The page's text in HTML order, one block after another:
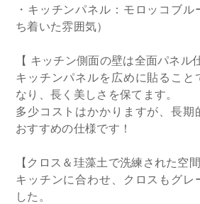
・キッチンパネル：モロッコブ
ち着いた雰囲気）
【 キッチン側面の壁は全面パネル
キッチンパネルを広めに貼ること
なり、長く美しさを保てます。
多少コストはかかりますが、長期
おすすめの仕様です！
【クロス＆珪藻土で洗練された空間
キッチンに合わせ、クロスもグレ
した。